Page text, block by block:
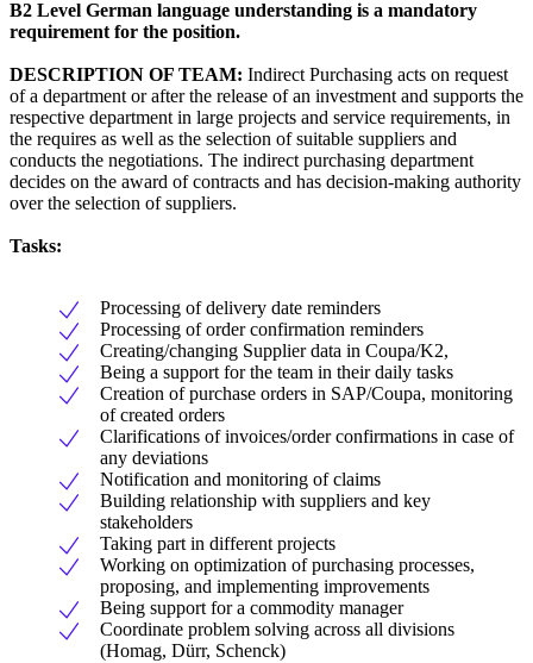
B2 Level German language understanding is a mandatory
requirement for the position.
DESCRIPTION OF TEAM: Indirect Purchasing acts on request
of a department or after the release of an investment and supports the
respective department in large projects and service requirements, in
the requires as well as the selection of suitable suppliers and
conducts the negotiations. The indirect purchasing department
decides on the award of contracts and has decision-making authority
over the selection of suppliers.
Tasks:
Processing of delivery date reminders
Processing of order confirmation reminders
Creating/changing Supplier data in Coupa/K2,
Being a support for the team in their daily tasks
Creation of purchase orders in SAP/Coupa, monitoring
of created orders
Clarifications of invoices/order confirmations in case of
any deviations
Notification and monitoring of claims
Building relationship with suppliers and key
stakeholders
Taking part in different projects
Working on optimization of purchasing processes,
proposing, and implementing improvements
Being support for a commodity manager
Coordinate problem solving across all divisions
(Homag, Dürr, Schenck)